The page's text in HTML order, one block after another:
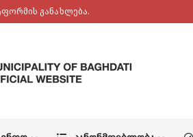
განახლება.